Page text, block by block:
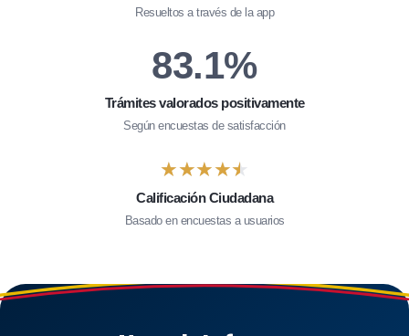
Resueltos a través de la app
83.1%
Trámites valorados positivamente
Según encuestas de satisfacción
★
★★
★★
★★
★★
★
Calificación Ciudadana
Basado en encuestas a usuarios